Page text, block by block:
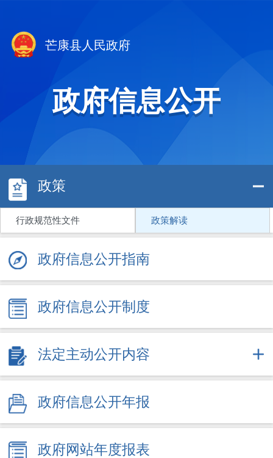
芒康县人民政府
政府信息公开
政策
行政规范性文件 政策解读
政府信息公开指南
政府信息公开制度
法定主动公开内容
政府信息公开年报
政府网站年度报表